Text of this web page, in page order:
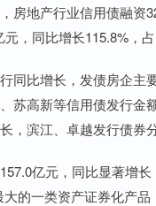
房地产行业信用债融资
，同比增长115.8%，占
同比增长，发债房企主
苏高新等信用债发行金
，滨江、卓越发行债券
亿元，同比显著增
大的一类资产证券化产